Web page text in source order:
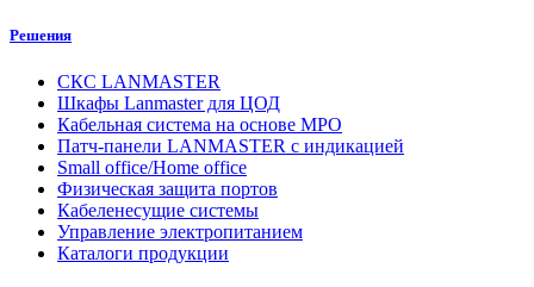
Решения
СКС LANMASTER
Шкафы Lanmaster для ЦОД
Кабельная система на основе MPO
Патч-панели LANMASTER с индикацией
Small office/Home office
Физическая защита портов
Кабеленесущие системы
Управление электропитанием
Каталоги продукции